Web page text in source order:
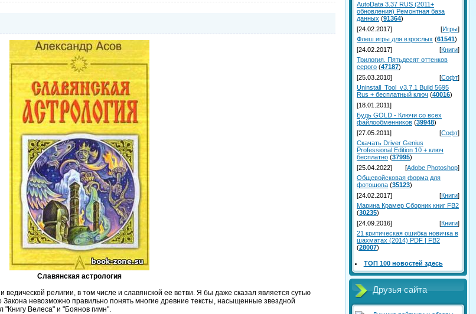
Славянская астрология
ведической религии, в том числе и славянской ее ветви. Я бы даже сказал является сутью
Закона невозможно правильно понять многие древние тексты, насыщенные звездной
"Книгу Велеса" и "Боянов гимн".
AutoData 3.37 RUS (2011+
обновления) Ремонтная база
данных (91364)
[24.02.2017]
[Игры]
Флеш игры для взрослых (61541)
[24.02.2017]
[Книги]
Трилогия. Пятьдесят оттенков
серого (47187)
[25.03.2010]
[Софт]
Uninstall_Tool_v3.7.1 Build 5695
Rus + бесплатный ключ (40016)
[18.01.2011]
Будь GOLD - Ключи со всех
файлообменников (39948)
[27.05.2011]
[Софт]
Скачать Driver Genius
Professional Edition 10 + ключ
бесплатно (37995)
[25.04.2022]
[Adobe Photoshop]
Общевойсковая форма для
фотошопа (35123)
[24.02.2017]
[Книги]
Марина Крамер Сборник книг FB2
(30235)
[24.09.2016]
[Книги]
21 критическая ошибка новичка в
шахматах (2014) PDF | FB2
(28007)
ТОП 100 новостей здесь
Друзья сайта